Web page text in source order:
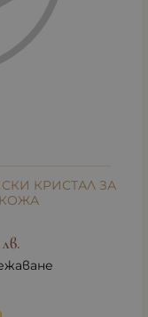
КРИСТАЛ ЗА
КОЖА
лв.